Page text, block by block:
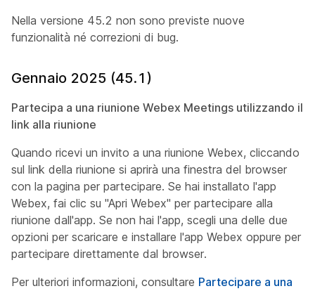
Nella versione 45.2 non sono previste nuove
funzionalità né correzioni di bug.
Gennaio 2025 (45.1)
Partecipa a una riunione Webex Meetings utilizzando il
link alla riunione
Quando ricevi un invito a una riunione Webex, cliccando
sul link della riunione si aprirà una finestra del browser
con la pagina per partecipare. Se hai installato l'app
Webex, fai clic su "Apri Webex" per partecipare alla
riunione dall'app. Se non hai l'app, scegli una delle due
opzioni per scaricare e installare l'app Webex oppure per
partecipare direttamente dal browser.
Per ulteriori informazioni, consultare Partecipare a una